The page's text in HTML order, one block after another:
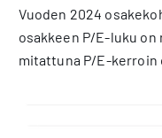
Vuoden 2024
osakkeen P/E-luku on
mitattuna P/E-kerroin